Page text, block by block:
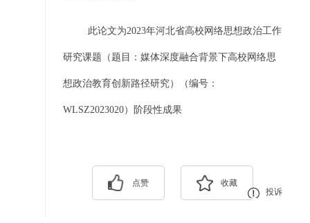
此论文为2023年河北省高校网络思想政治工作
研究课题（题目：媒体深度融合背景下高校网络思
想政治教育创新路径研究）（编号：
WLSZ2023020）阶段性成果
点赞
收藏
投诉